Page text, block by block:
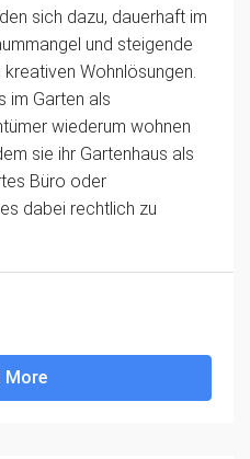
sich dazu, dauerhaft im
und steigende
Wohnlösungen.
im Garten als
wiederum wohnen
sie ihr Gartenhaus als
Büro oder
dabei rechtlich zu
More